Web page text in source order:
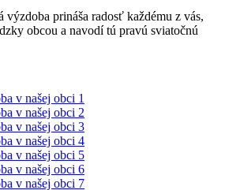
prináša radosť každému z vás,
obcou a navodí tú pravú sviatočnú